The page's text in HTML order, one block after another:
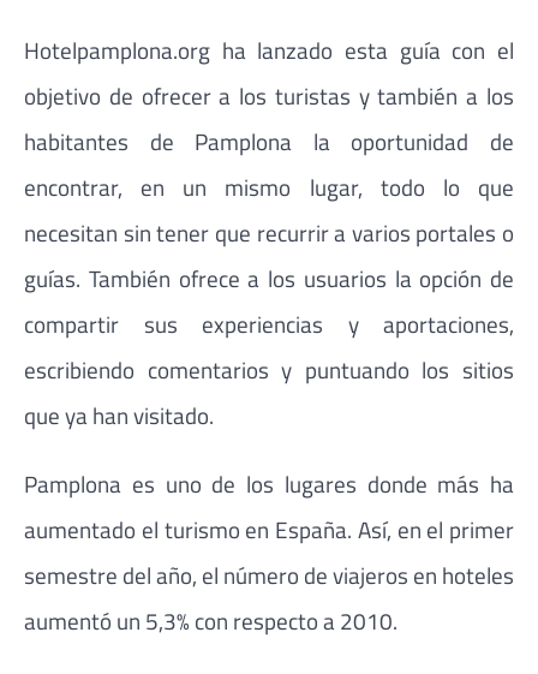
Hotelpamplona.org ha lanzado esta guía con el
objetivo de ofrecer a los turistas y también a los
habitantes de Pamplona la oportunidad de
encontrar, en un mismo lugar, todo lo que
necesitan sin tener que recurrir a varios portales o
guías. También ofrece a los usuarios la opción de
compartir sus experiencias y aportaciones,
escribiendo comentarios y puntuando los sitios
que ya han visitado.
Pamplona es uno de los lugares donde más ha
aumentado el turismo en España. Así, en el primer
semestre del año, el número de viajeros en hoteles
aumentó un 5,3% con respecto a 2010.